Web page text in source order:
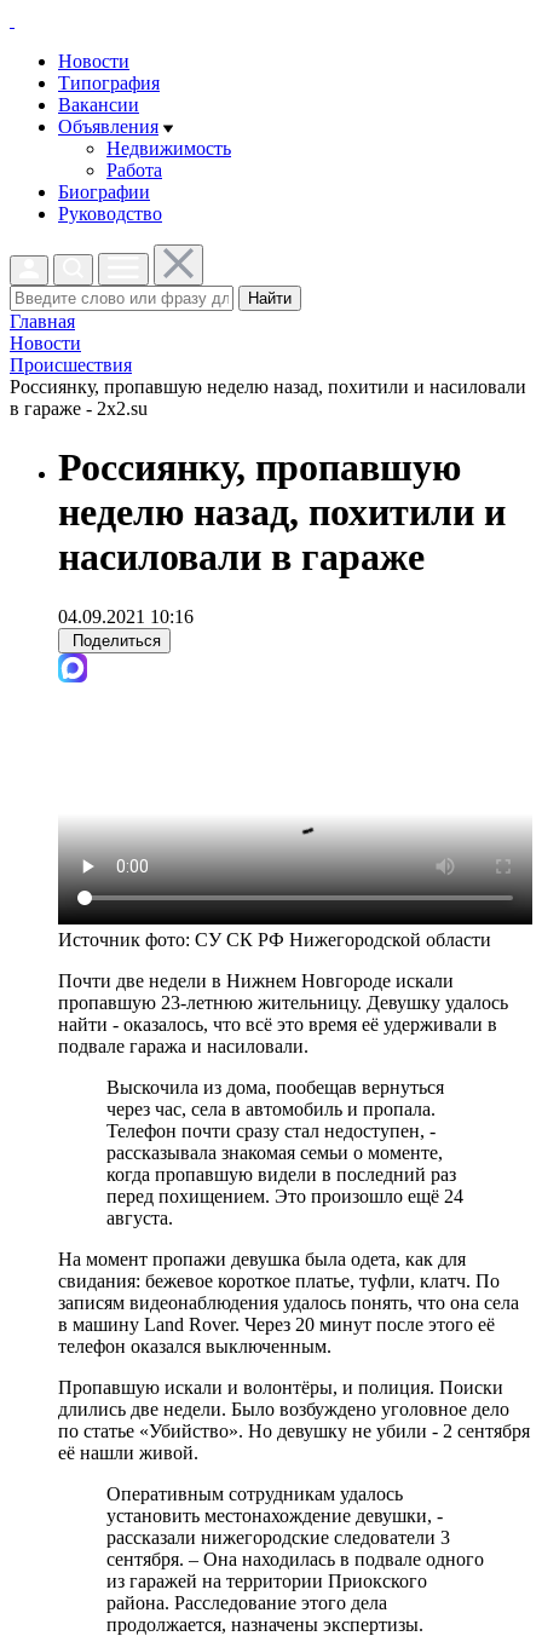
Новости
Типография
Вакансии
Объявления
Недвижимость
Работа
Биографии
Руководство
Найти
Главная
Новости
Проиcшествия
Россиянку, пропавшую неделю назад, похитили и насиловали
в гараже - 2x2.su
Россиянку, пропавшую
неделю назад, похитили и
насиловали в гараже
04.09.2021 10:16
Поделиться
Источник фото: СУ СК РФ Нижегородской области
Почти две недели в Нижнем Новгороде искали
пропавшую 23-летнюю жительницу. Девушку удалось
найти - оказалось, что всё это время её удерживали в
подвале гаража и насиловали.
Выскочила из дома, пообещав вернуться
через час, села в автомобиль и пропала.
Телефон почти сразу стал недоступен, -
рассказывала знакомая семьи о моменте,
когда пропавшую видели в последний раз
перед похищением. Это произошло ещё 24
августа.
На момент пропажи девушка была одета, как для
свидания: бежевое короткое платье, туфли, клатч. По
записям видеонаблюдения удалось понять, что она села
в машину Land Rover. Через 20 минут после этого её
телефон оказался выключенным.
Пропавшую искали и волонтёры, и полиция. Поиски
длились две недели. Было возбуждено уголовное дело
по статье «Убийство». Но девушку не убили - 2 сентября
её нашли живой.
Оперативным сотрудникам удалось
установить местонахождение девушки, -
рассказали нижегородские следователи 3
сентября. – Она находилась в подвале одного
из гаражей на территории Приокского
района. Расследование этого дела
продолжается, назначены экспертизы.